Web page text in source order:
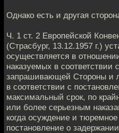
Однако есть и другая
Ч. 1 ст. 2 Европейской
(Страсбург, 13.12.1957 г.)
осуществляется в
наказуемых в соответствии
запрашивающей Стороны и
в соответствии с
максимальный срок, по
или более серьезным
когда осуждение и
постановление о